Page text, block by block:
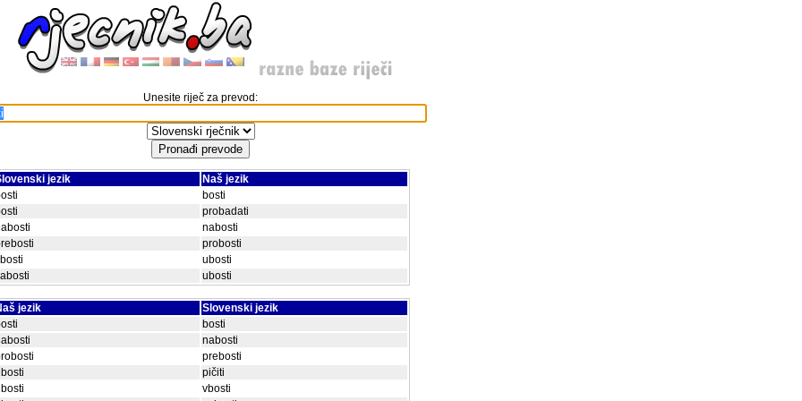
Unesite riječ za prevod:
jezik
Naš jezik
bosti
probadati
nabosti
probosti
ubosti
ubosti
jezik
Slovenski jezik
bosti
nabosti
prebosti
pičiti
vbosti